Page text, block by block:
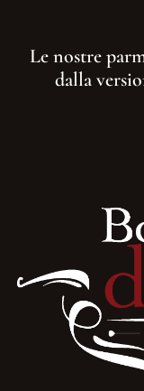
Le nostre
dalla